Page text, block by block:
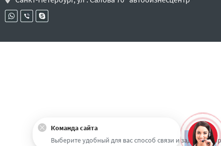
Наверх
Команда сайта
Выберите удобный для вас способ связи и задайте